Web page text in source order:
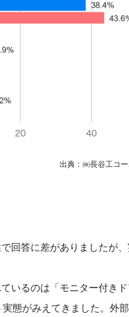
出典：㈱長谷工コ
回答に差がありましたが
いるのは「モニター付き
態がみえてきました。外